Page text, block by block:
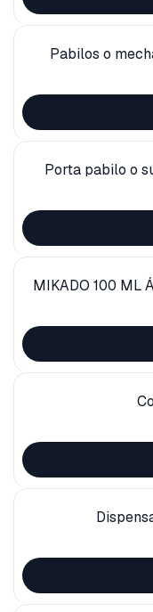
Pabilos o
Porta pabilo o
MIKADO 100 ML